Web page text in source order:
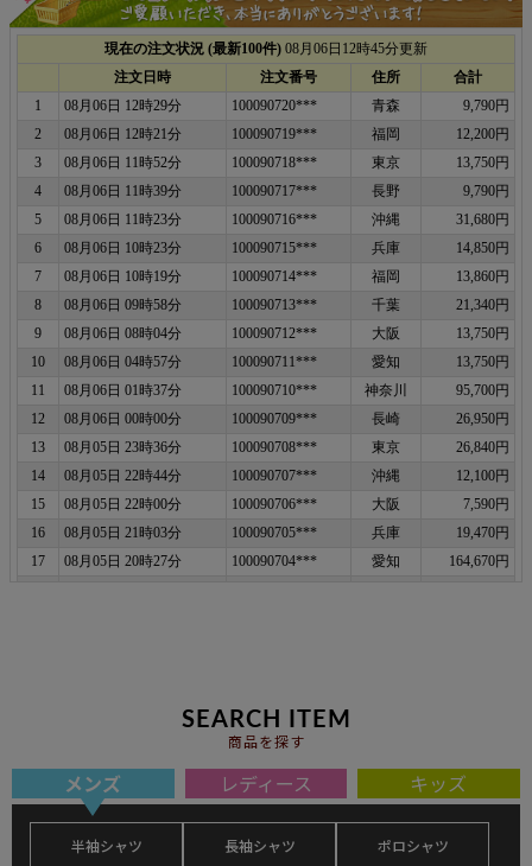
SEARCH ITEM
商品を探す
メンズ レディース キッズ
半袖シャツ 長袖シャツ
ポロシャツ